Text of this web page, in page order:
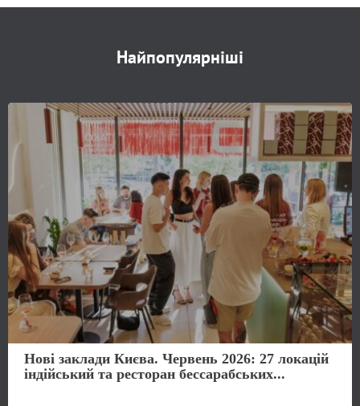
Найпопулярніші
Нові заклади Києва. Червень 2026: 27 локацій
індійський та ресторан бессарабських...